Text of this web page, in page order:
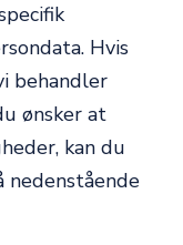
Hvis
behandler
ønsker at
kan du